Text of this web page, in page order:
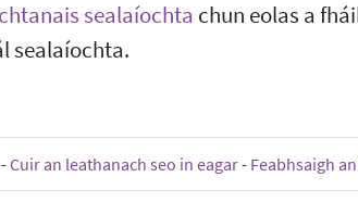
sealaíochta chun eolas a
sealaíochta.
-Cuir an leathanach seo in eagar- Feabhsaigh